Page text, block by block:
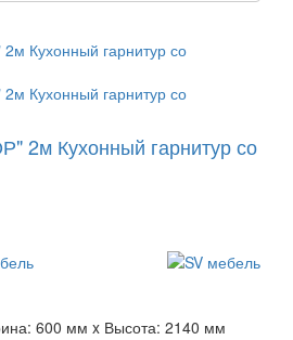
2м Кухонный гарнитур со
600 мм x Высота: 2140 мм